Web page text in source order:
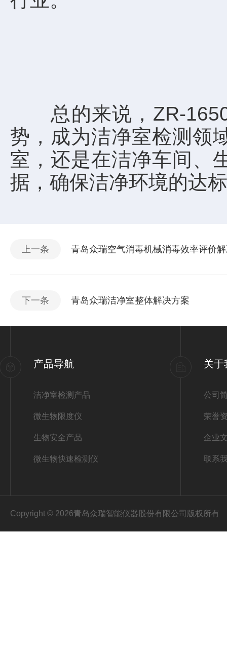
总的来说，ZR-1650
势，成为洁净室检测领
室，还是在洁净车间、
据，确保洁净环境的达
上一条 青岛众瑞空气消毒机械消毒效率评价
下一条 青岛众瑞洁净室整体解决方案
产品导航
洁净室检测产品
微生物限度仪
生物安全产品
微生物快速检测仪
关于
公司
荣誉
企业
联系
Copyright © 2026青岛众瑞智能仪器股份有限公司版权所有